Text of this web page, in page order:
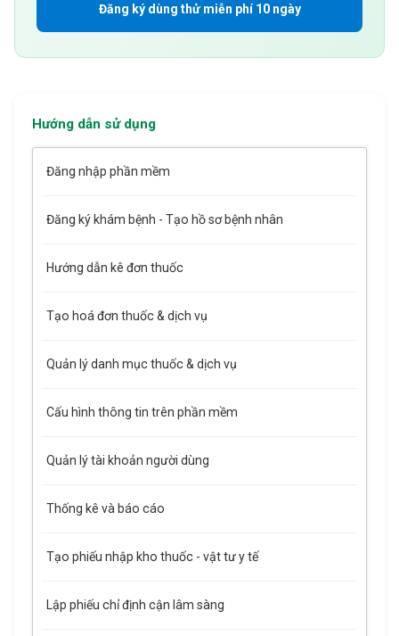
Đăng ký dùng thử miễn phí 10 ngày
Hướng dẫn sử dụng
Đăng nhập phần mềm
Đăng ký khám bệnh - Tạo hồ sơ bệnh nhân
Hướng dẫn kê đơn thuốc
Tạo hoá đơn thuốc & dịch vụ
Quản lý danh mục thuốc & dịch vụ
Cấu hình thông tin trên phần mềm
Quản lý tài khoản người dùng
Thống kê và báo cáo
Tạo phiếu nhập kho thuốc - vật tư y tế
Lập phiếu chỉ định cận lâm sàng